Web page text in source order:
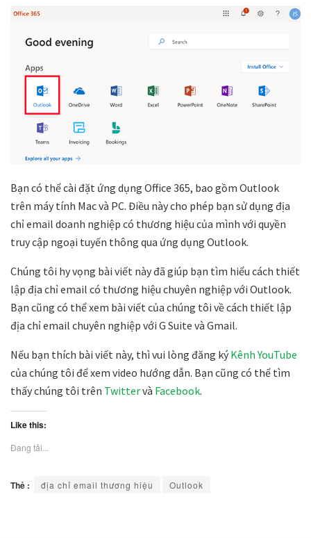
Bạn có thể cài đặt ứng dụng Office 365, bao gồm Outlook
trên máy tính Mac và PC. Điều này cho phép bạn sử dụng địa
chỉ email doanh nghiệp có thương hiệu của mình với quyền
truy cập ngoại tuyến thông qua ứng dụng Outlook.
Chúng tôi hy vọng bài viết này đã giúp bạn tìm hiểu cách thiết
lập địa chỉ email có thương hiệu chuyên nghiệp với Outlook.
Bạn cũng có thể xem bài viết của chúng tôi về cách thiết lập
địa chỉ email chuyên nghiệp với G Suite và Gmail.
Nếu bạn thích bài viết này, thì vui lòng đăng ký Kênh YouTube
của chúng tôi để xem video hướng dẫn. Bạn cũng có thể tìm
thấy chúng tôi trên Twittervà Facebook.
Like this:
Đang tải...
Thẻ : địa chỉ email thương hiệu Outlook